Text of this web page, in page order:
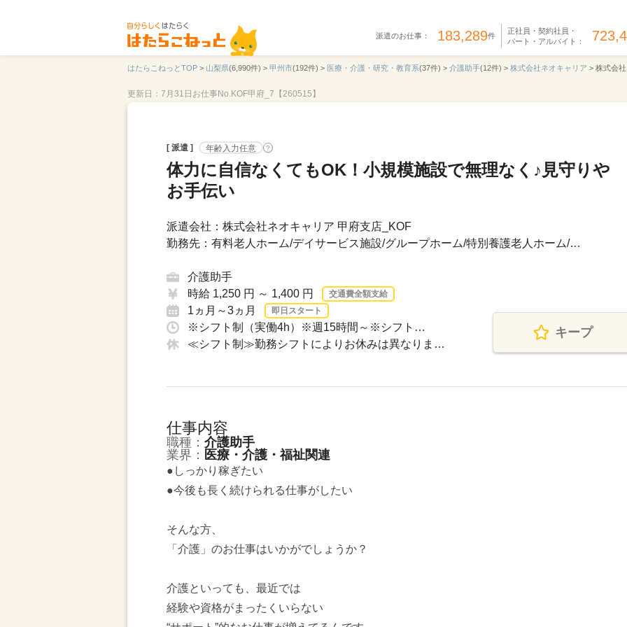
派遣のお仕事： 183,289件
正社員・契約社員・
パート・アルバイト：
はたらこねっとTOP > 山梨県(6,990件) > 甲州市(192件) > 医療・介護・研究・教育系(37件) > 介護助手(12件) > 株式会社ネオキャリア > 株式会
更新日：7月31日 お仕事No.KOF甲府_7【260515】
[ 派遣 ] 年齢入力任意 ?
体力に自信なくてもOK！小規模施設で無理なく♪見守りや
お手伝い
派遣会社：株式会社ネオキャリア 甲府支店_KOF
勤務先：有料老人ホーム/デイサービス施設/グループホーム/特別養護老人ホーム/…
介護助手
時給 1,250 円 ～ 1,400 円
交通費全額支給
1ヵ月～3ヵ月 即日スタート
※シフト制（実働4h）※週15時間～※シフト…
≪シフト制≫勤務シフトによりお休みは異なりま…
キープ
仕事内容
職種： 介護助手
業界： 医療・介護・福祉関連
●しっかり稼ぎたい
●今後も長く続けられる仕事がしたい
そんな方、
「介護」のお仕事はいかがでしょうか？
介護といっても、最近では
経験や資格がまったくいらない